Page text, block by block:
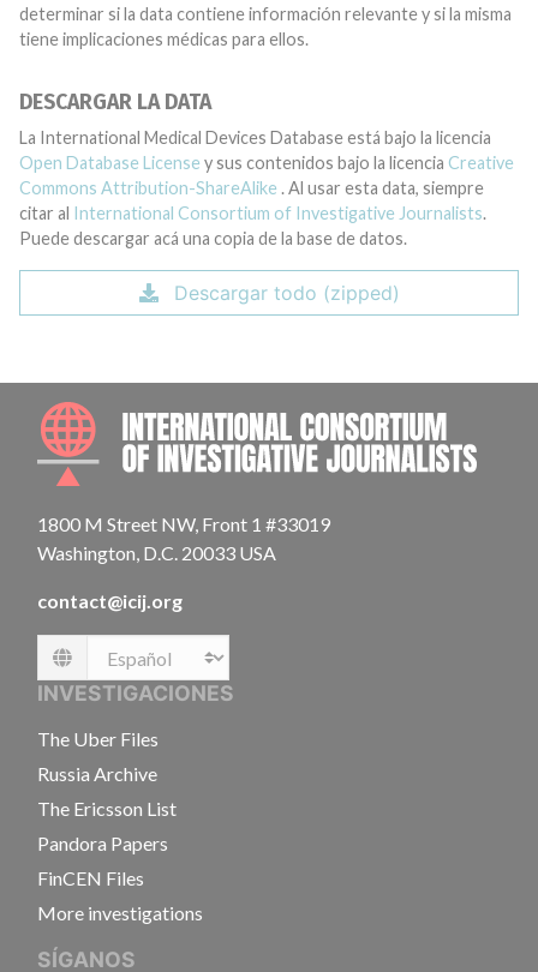
determinar si la data contiene información relevante y si la misma
tiene implicaciones médicas para ellos.
DESCARGAR LA DATA
La International Medical Devices Database está bajo la licencia
Open Database License y sus contenidos bajo la licencia Creative
Commons Attribution-ShareAlike . Al usar esta data, siempre
citar al International Consortium of Investigative Journalists.
Puede descargar acá una copia de la base de datos.
Descargar todo (zipped)
1800 M Street NW, Front 1 #33019
Washington, D.C. 20033 USA
contact@icij.org
Language
INVESTIGACIONES
The Uber Files
Russia Archive
The Ericsson List
Pandora Papers
FinCEN Files
More investigations
SÍGANOS